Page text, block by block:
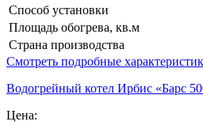
Способ установки
Площадь обогрева, кв.м
Страна производства
Смотреть подробные
Водогрейный котел Ирбис «Барс
Цена: